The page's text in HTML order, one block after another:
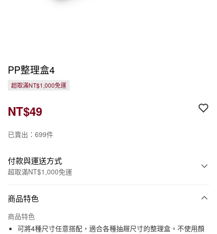
PP整理盒4
超取滿NT$1,000免運
NT$49
已賣出：699件
付款與運送方式
超取滿NT$1,000免運
信用卡一次付款
信用卡分期付款
商品特色
商品特色
可將4種尺寸任意搭配，適合各種抽屜尺寸的整理盒。不使用顏